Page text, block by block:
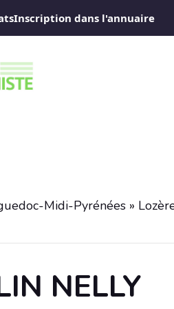
Inscription dans l'annuaire
Midi-Pyrénées »
NELLY